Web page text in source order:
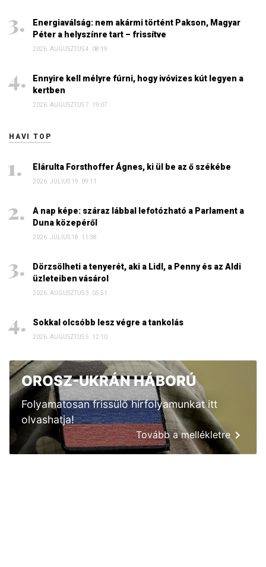
Energiaválság: nem akármi történt Pakson, Magyar
Péter a helyszínre tart – frissítve
2026. AUGUSZTUS 4. 08:19
Ennyire kell mélyre fúrni, hogy ivóvizes kút legyen a
kertben
2026. AUGUSZTUS 7. 19:07
HAVI TOP
Elárulta Forsthoffer Ágnes, ki ül be az ő székébe
2026. JÚLIUS 19. 09:11
A nap képe: száraz lábbal lefotózható a Parlament a
Duna közepéről
2026. JÚLIUS 18. 11:38
Dörzsölheti a tenyerét, aki a Lidl, a Penny és az Aldi
üzleteiben vásárol
2026. AUGUSZTUS 3. 05:51
Sokkal olcsóbb lesz végre a tankolás
2026. AUGUSZTUS 5. 12:10
OROSZ-UKRÁN HÁBORÚ
Folyamatosan frissülő hírfolyamunkat itt
olvashatja!
Tovább a mellékletre